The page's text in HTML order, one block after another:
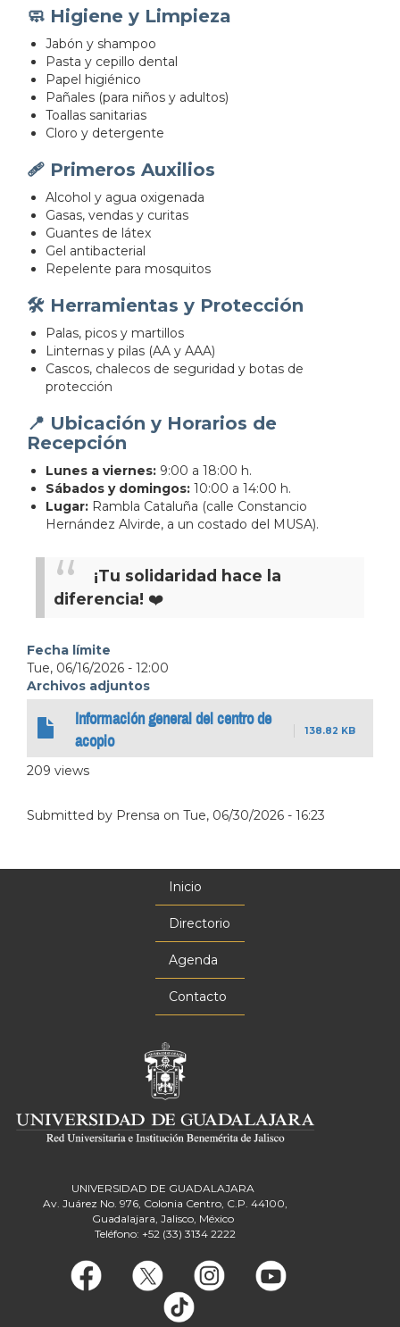
🧼 Higiene y Limpieza
Jabón y shampoo
Pasta y cepillo dental
Papel higiénico
Pañales (para niños y adultos)
Toallas sanitarias
Cloro y detergente
🩹 Primeros Auxilios
Alcohol y agua oxigenada
Gasas, vendas y curitas
Guantes de látex
Gel antibacterial
Repelente para mosquitos
🛠️ Herramientas y Protección
Palas, picos y martillos
Linternas y pilas (AA y AAA)
Cascos, chalecos de seguridad y botas de
protección
📍 Ubicación y Horarios de
Recepción
Lunes a viernes: 9:00 a 18:00 h.
Sábados y domingos: 10:00 a 14:00 h.
Lugar: Rambla Cataluña (calle Constancio
Hernández Alvirde, a un costado del MUSA).
¡Tu solidaridad hace la
diferencia! ❤️
Fecha límite
Tue, 06/16/2026 - 12:00
Archivos adjuntos
Información general del centro de
acopio
138.82 KB
209 views
Submitted by Prensa on Tue, 06/30/2026 - 16:23
Inicio
Directorio
Agenda
Contacto
UNIVERSIDAD DE GUADALAJARA
Av. Juárez No. 976, Colonia Centro, C.P. 44100,
Guadalajara, Jalisco, México
Teléfono: +52 (33) 3134 2222